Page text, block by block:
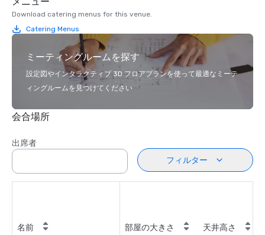
Download catering menus for this venue.
Catering Menus
ミーティングルームを探す
設定図やインタラクティブ 3D フロアプランを使って最適なミーテ
ィングルームを見つけてください
会合場所
出席者
フィルター
名前 部屋の大きさ 天井高さ